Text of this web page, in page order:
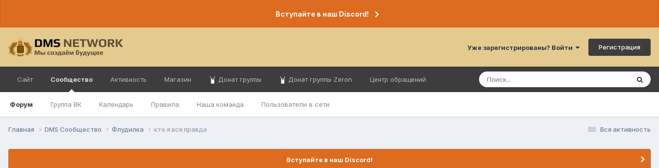
Вступайте в наш Discord!
Уже зарегистрированы? Войти Регистрация
Сайт Сообщество
Форум Группа ВК Календарь Правила Наша команда Пользователи в сети
Активность Магазин Донат группы Донат группы Zeron Центр обращений
Вся активность
Главная DMS Сообщество Флудилка кто я вся правда
Вступайте в наш Discord!